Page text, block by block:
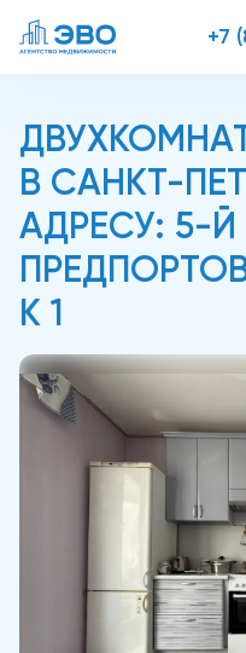
+7
В САНКТ-
АДРЕСУ: 5-Й
К 1